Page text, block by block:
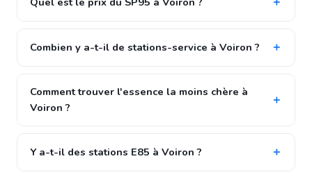
Combien y a-t-il de stations-service à Voiron ?
Comment trouver l'essence la moins chère à
Voiron ?
Y a-t-il des stations E85 à Voiron ?